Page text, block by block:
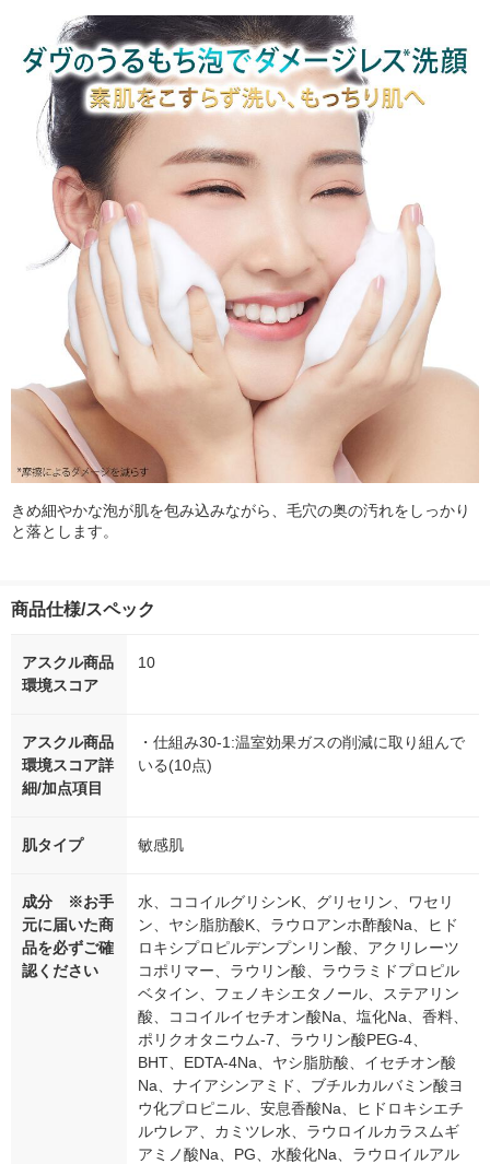
きめ細やかな泡が肌を包み込みながら、毛穴の奥の汚れをしっかり
と落とします。
商品仕様/スペック
アスクル商品
環境スコア
10
アスクル商品
環境スコア詳
細/加点項目
・仕組み30-1:温室効果ガスの削減に取り組んで
いる(10点)
肌タイプ 敏感肌
成分 ※お手
元に届いた商
品を必ずご確
認ください
水、ココイルグリシンK、グリセリン、ワセリ
ン、ヤシ脂肪酸K、ラウロアンホ酢酸Na、ヒド
ロキシプロピルデンプンリン酸、アクリレーツ
コポリマー、ラウリン酸、ラウラミドプロピル
ベタイン、フェノキシエタノール、ステアリン
酸、ココイルイセチオン酸Na、塩化Na、香料、
ポリクオタニウム-7、ラウリン酸PEG-4、
BHT、EDTA-4Na、ヤシ脂肪酸、イセチオン酸
Na、ナイアシンアミド、ブチルカルバミン酸ヨ
ウ化プロピニル、安息香酸Na、ヒドロキシエチ
ルウレア、カミツレ水、ラウロイルカラスムギ
アミノ酸Na、PG、水酸化Na、ラウロイルアル